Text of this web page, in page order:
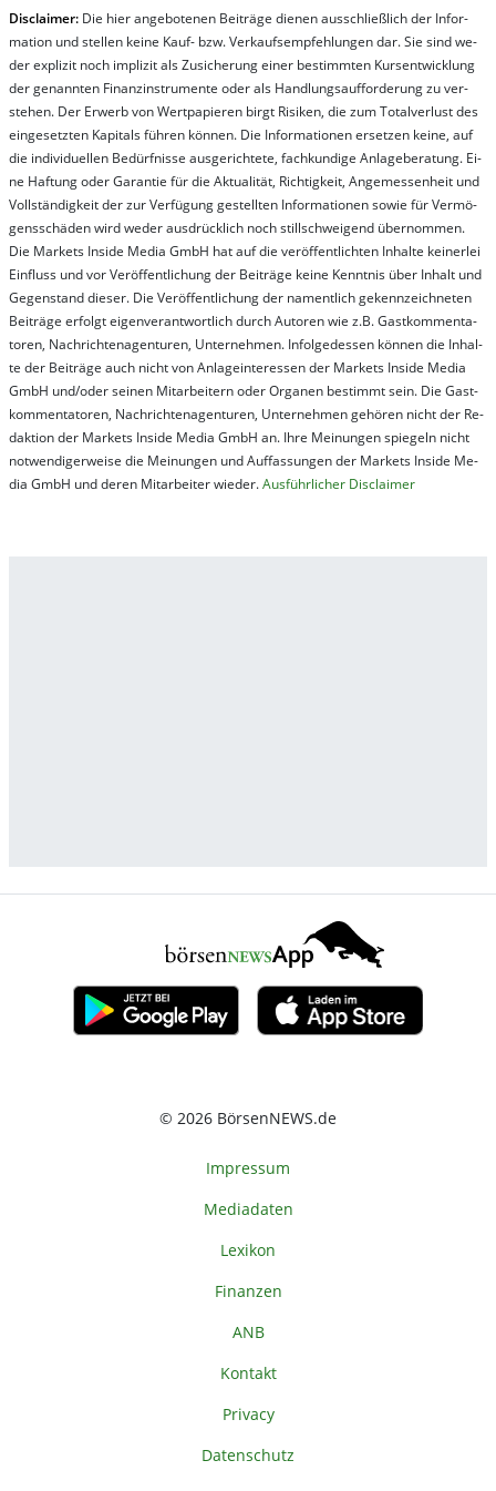
Dis­clai­mer: Die hier an­ge­bo­te­nen Bei­trä­ge die­nen aus­schließ­lich der In­for­
ma­t­ion und stel­len kei­ne Kauf- bzw. Ver­kaufs­em­pfeh­lung­en dar. Sie sind we­
der ex­pli­zit noch im­pli­zit als Zu­sich­er­ung ei­ner be­stim­mt­en Kurs­ent­wick­lung
der ge­nan­nt­en Fi­nanz­in­stru­men­te oder als Handl­ungs­auf­for­der­ung zu ver­
steh­en. Der Er­werb von Wert­pa­pier­en birgt Ri­si­ken, die zum To­tal­ver­lust des
ein­ge­setz­ten Ka­pi­tals füh­ren kön­nen. Die In­for­ma­tion­en er­setz­en kei­ne, auf
die in­di­vi­du­el­len Be­dür­fnis­se aus­ge­rich­te­te, fach­kun­di­ge An­la­ge­be­ra­tung. Ei­
ne Haf­tung oder Ga­ran­tie für die Ak­tu­ali­tät, Rich­tig­keit, An­ge­mes­sen­heit und
Vol­lständ­ig­keit der zur Ver­fü­gung ge­stel­lt­en In­for­ma­tion­en so­wie für Ver­mö­
gens­schä­den wird we­der aus­drück­lich noch stil­lschwei­gend über­nom­men.
Die Mar­kets In­side Me­dia GmbH hat auf die ver­öf­fent­lich­ten In­hal­te kei­ner­lei
Ein­fluss und vor Ver­öf­fent­lich­ung der Bei­trä­ge kei­ne Ken­nt­nis über In­halt und
Ge­gen­stand die­ser. Die Ver­öf­fent­lich­ung der na­ment­lich ge­kenn­zeich­net­en
Bei­trä­ge er­folgt ei­gen­ver­ant­wort­lich durch Au­tor­en wie z.B. Gast­kom­men­ta­
tor­en, Nach­richt­en­ag­en­tur­en, Un­ter­neh­men. In­fol­ge­des­sen kön­nen die In­hal­
te der Bei­trä­ge auch nicht von An­la­ge­in­te­res­sen der Mar­kets In­side Me­dia
GmbH und/oder sei­nen Mit­ar­bei­tern oder Or­ga­nen be­stim­mt sein. Die Gast­
kom­men­ta­tor­en, Nach­rich­ten­ag­en­tur­en, Un­ter­neh­men ge­hör­en nicht der Re­
dak­tion der Mar­kets In­side Me­dia GmbH an. Ihre Mei­nung­en spie­geln nicht
not­wen­di­ger­wei­se die Mei­nung­en und Auf­fas­sung­en der Mar­kets In­side Me­
dia GmbH und de­ren Mit­ar­bei­ter wie­der.Aus­führ­lich­er Dis­clai­mer
© 2026 BörsenNEWS.de
Impressum
Mediadaten
Lexikon
Finanzen
ANB
Kontakt
Privacy
Datenschutz